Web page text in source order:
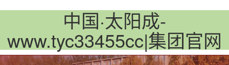
中国·太阳成-
www.tyc33455cc|集团官网